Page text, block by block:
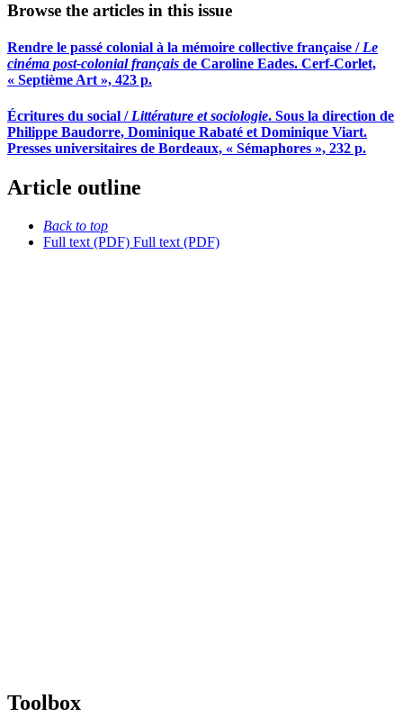
Browse the articles in this issue
Rendre le passé colonial à la mémoire collective française /Le
cinéma post-colonial français de Caroline Eades. Cerf-Corlet,
« Septième Art », 423 p.
Écritures du social / Littérature et sociologie. Sous la direction de
Philippe Baudorre, Dominique Rabaté et Dominique Viart.
Presses universitaires de Bordeaux, « Sémaphores », 232 p.
Article outline
Back to top
Full text (PDF) Full text (PDF)
Toolbox